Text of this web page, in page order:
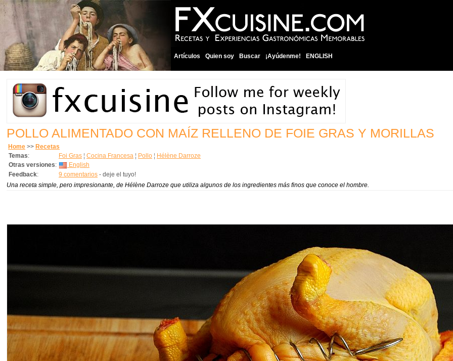
Artículos Quien soy Buscar ¡Ayúdenme! ENGLISH
POLLO ALIMENTADO CON MAÍZ RELLENO DE FOIE GRAS Y MORILLAS
Home >> Recetas
Temas: Foi Gras ¦ Cocina Francesa ¦ Pollo ¦ Hélène Darroze
Otras versiones:
English
Feedback: 9 comentarios - deje el tuyo!
Una receta simple, pero impresionante, de Hélène Darroze que utiliza algunos de los ingredientes más finos que conoce el hombre.